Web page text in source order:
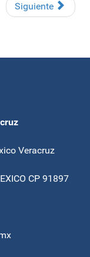
Siguiente
Veracruz
CP 91897